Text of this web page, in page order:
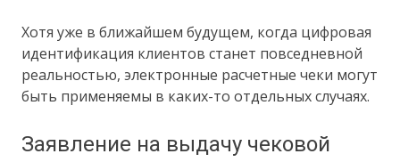
Хотя уже в ближайшем будущем, когда цифровая
идентификация клиентов станет повседневной
реальностью, электронные расчетные чеки могут
быть применяемы в каких-то отдельных случаях.
Заявление на выдачу чековой